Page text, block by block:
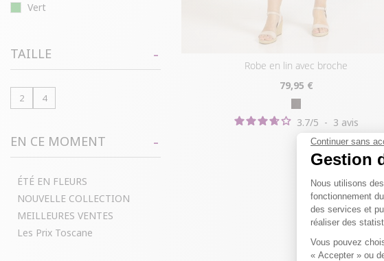
Continuer sans
Gestion
Nous utilisons
fonctionnement
des services et
réaliser des
Vous pouvez
« Accepter » ou
Vert
TAILLE
2 4
EN CE MOMENT
ÉTÉ EN FLEURS
NOUVELLE COLLECTION
MEILLEURES VENTES
Les Prix Toscane
robe en lin avec broche
79,95 €
3.7/5 - 3 avis